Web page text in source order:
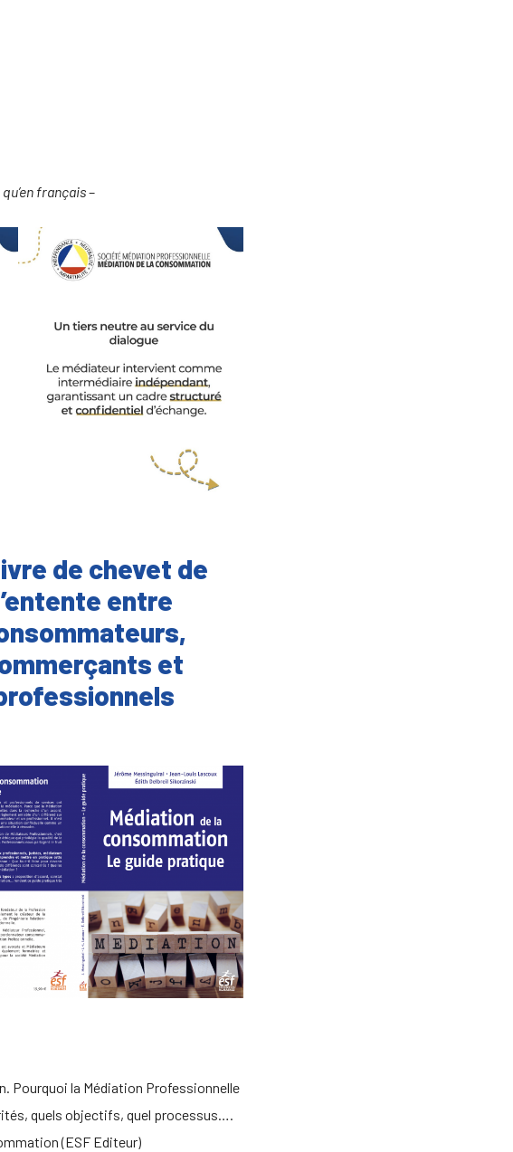
français–
de chevet de
entre
et
Pourquoi la Médiation Professionnelle
quels objectifs, quel processus….
(ESF Editeur)